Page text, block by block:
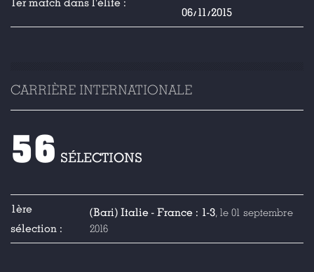
1er match dans l'élite :
06/11/2015
CARRIÈRE INTERNATIONALE
56 SÉLECTIONS
1ère
sélection :
(Bari) Italie - France : 1-3, le 01 septembre
2016